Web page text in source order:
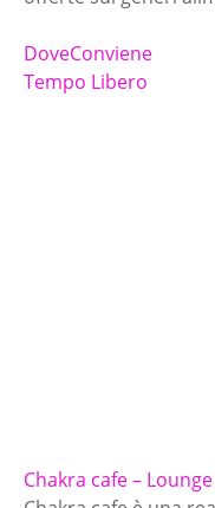
DoveConviene
Tempo Libero
Chakra cafe –